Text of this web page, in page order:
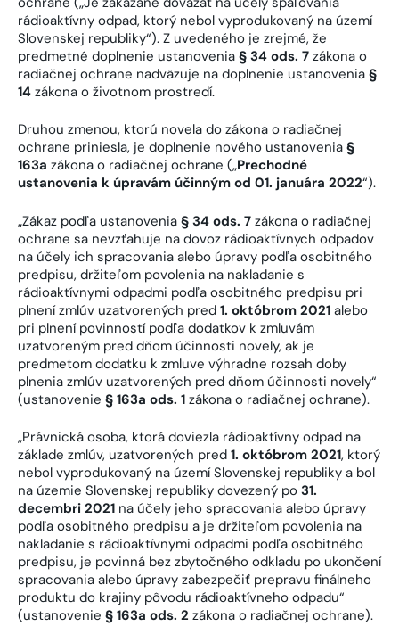
rádioaktívny odpad, ktorý nebol vyprodukovaný na území
Slovenskej republiky“). Z uvedeného je zrejmé, že
predmetné doplnenie ustanovenia § 34 ods. 7 zákona o
radiačnej ochrane nadväzuje na doplnenie ustanovenia §
14 zákona o životnom prostredí.
Druhou zmenou, ktorú novela do zákona o radiačnej
ochrane priniesla, je doplnenie nového ustanovenia §
163a zákona o radiačnej ochrane („Prechodné
ustanovenia k úpravám účinným od 01. januára 2022“).
„Zákaz podľa ustanovenia § 34 ods. 7 zákona o radiačnej
ochrane sa nevzťahuje na dovoz rádioaktívnych odpadov
na účely ich spracovania alebo úpravy podľa osobitného
predpisu, držiteľom povolenia na nakladanie s
rádioaktívnymi odpadmi podľa osobitného predpisu pri
plnení zmlúv uzatvorených pred 1. októbrom 2021 alebo
pri plnení povinností podľa dodatkov k zmluvám
uzatvoreným pred dňom účinnosti novely, ak je
predmetom dodatku k zmluve výhradne rozsah doby
plnenia zmlúv uzatvorených pred dňom účinnosti novely“
(ustanovenie § 163a ods. 1 zákona o radiačnej ochrane).
„Právnická osoba, ktorá doviezla rádioaktívny odpad na
základe zmlúv, uzatvorených pred 1. októbrom 2021, ktorý
nebol vyprodukovaný na území Slovenskej republiky a bol
na územie Slovenskej republiky dovezený po 31.
decembri 2021 na účely jeho spracovania alebo úpravy
podľa osobitného predpisu a je držiteľom povolenia na
nakladanie s rádioaktívnymi odpadmi podľa osobitného
predpisu, je povinná bez zbytočného odkladu po ukončení
spracovania alebo úpravy zabezpečiť prepravu finálneho
produktu do krajiny pôvodu rádioaktívneho odpadu“
(ustanovenie § 163a ods. 2 zákona o radiačnej ochrane).